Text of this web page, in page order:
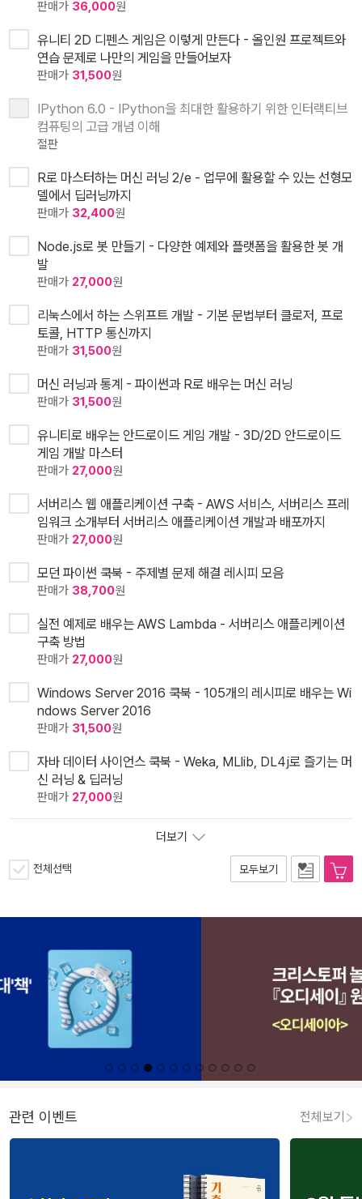
판매가 36,000원
유니티 2D 디펜스 게임은 이렇게 만든다 - 올인원 프로젝트와
연습 문제로 나만의 게임을 만들어보자
판매가 31,500원
IPython 6.0 - IPython을 최대한 활용하기 위한 인터랙티브
컴퓨팅의 고급 개념 이해
절판
R로 마스터하는 머신 러닝 2/e - 업무에 활용할 수 있는 선형모
델에서 딥러닝까지
판매가 32,400원
Node.js로 봇 만들기 - 다양한 예제와 플랫폼을 활용한 봇 개
발
판매가 27,000원
리눅스에서 하는 스위프트 개발 - 기본 문법부터 클로저, 프로
토콜, HTTP 통신까지
판매가 31,500원
머신 러닝과 통계 - 파이썬과 R로 배우는 머신 러닝
판매가 31,500원
유니티로 배우는 안드로이드 게임 개발 - 3D/2D 안드로이드
게임 개발 마스터
판매가 27,000원
서버리스 웹 애플리케이션 구축 - AWS 서비스, 서버리스 프레
임워크 소개부터 서버리스 애플리케이션 개발과 배포까지
판매가 27,000원
모던 파이썬 쿡북 - 주제별 문제 해결 레시피 모음
판매가 38,700원
실전 예제로 배우는 AWS Lambda - 서버리스 애플리케이션
구축 방법
판매가 27,000원
Windows Server 2016 쿡북 - 105개의 레시피로 배우는 Wi
ndows Server 2016
판매가 31,500원
자바 데이터 사이언스 쿡북 - Weka, MLlib, DL4j로 즐기는 머
신 러닝 & 딥러닝
판매가 27,000원
더보기
전체선택 모두보기
관련 이벤트 전체보기